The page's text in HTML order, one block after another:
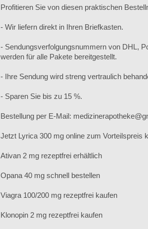
Profitieren Sie von diesen praktischen
- Wir liefern direkt in Ihren Briefkasten.
- Sendungsverfolgungsnummern von DHL,
werden für alle Pakete bereitgestellt.
- Ihre Sendung wird streng vertraulich
- Sparen Sie bis zu 15 %.
Bestellung per E-Mail:
Jetzt Lyrica 300 mg online zum Vorteilspreis
Ativan 2 mg rezeptfrei erhältlich
Opana 40 mg schnell bestellen
Viagra 100/200 mg rezeptfrei kaufen
Klonopin 2 mg rezeptfrei kaufen